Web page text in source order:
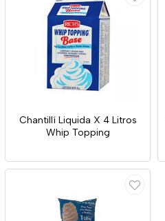
Chantillí Liquida X 4 Litros
Whip Topping